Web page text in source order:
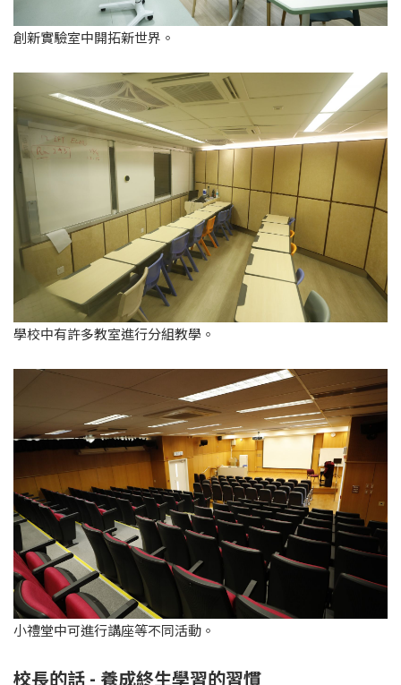
創新實驗室中開拓新世界。
學校中有許多教室進行分組教學。
小禮堂中可進行講座等不同活動。
校長的話 - 養成終生學習的習慣